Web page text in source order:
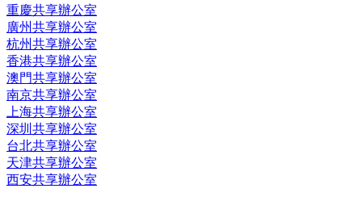
重慶共享辦公室
廣州共享辦公室
杭州共享辦公室
香港共享辦公室
澳門共享辦公室
南京共享辦公室
上海共享辦公室
深圳共享辦公室
台北共享辦公室
天津共享辦公室
西安共享辦公室